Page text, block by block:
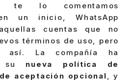
lo comentamos
un inicio, WhatsApp
cuentas que no
términos de uso, pero
así. La compañía ha
su nueva política de
aceptación opcional , y